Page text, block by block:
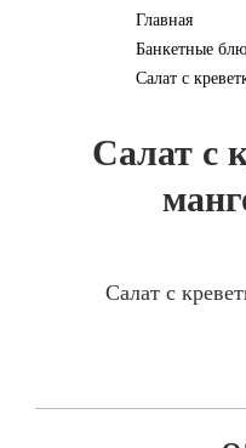
Главная
Банкетные
Салат с
Салат с
Салат с